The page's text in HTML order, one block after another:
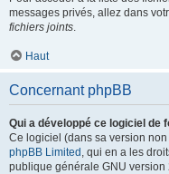
messages privés, allez dans
fichiers joints.
Haut
Concernant phpBB
Qui a développé ce logiciel de
Ce logiciel (dans sa version
phpBB Limited , qui en a les
publique générale GNU version